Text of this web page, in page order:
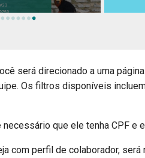
será direcionado a uma
Os filtros disponíveis
que ele tenha CPF e
com perfil de colaborador, será